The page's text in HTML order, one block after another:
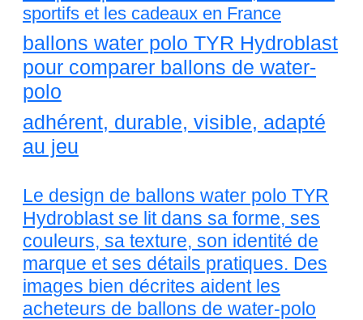
sportifs et les cadeaux en France
ballons water polo TYR Hydroblast
pour comparer ballons de water-
polo
adhérent, durable, visible, adapté
au jeu
Le design de ballons water polo TYR
Hydroblast se lit dans sa forme, ses
couleurs, sa texture, son identité de
marque et ses détails pratiques. Des
images bien décrites aident les
acheteurs de ballons de water-polo